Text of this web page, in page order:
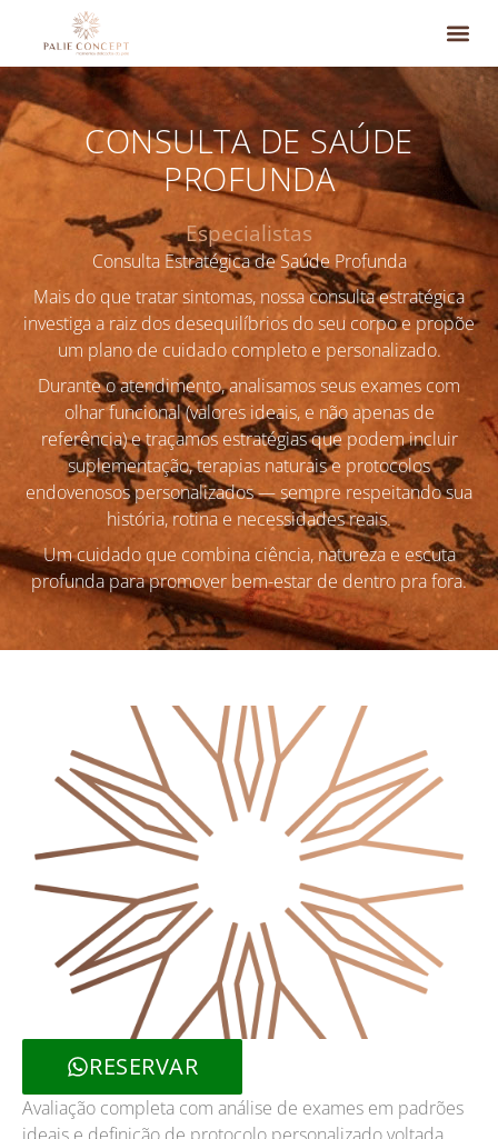
CONSULTA DE SAÚDE
PROFUNDA
Especialistas
Consulta Estratégica de Saúde Profunda
Mais do que tratar sintomas, nossa consulta estratégica
investiga a raiz dos desequilíbrios do seu corpo e propõe
um plano de cuidado completo e personalizado.
Durante o atendimento, analisamos seus exames com
olhar funcional (valores ideais, e não apenas de
referência) e traçamos estratégias que podem incluir
suplementação, terapias naturais e protocolos
endovenosos personalizados — sempre respeitando sua
história, rotina e necessidades reais.
Um cuidado que combina ciência, natureza e escuta
profunda para promover bem-estar de dentro pra fora.
RESERVAR
Avaliação completa com análise de exames em padrões